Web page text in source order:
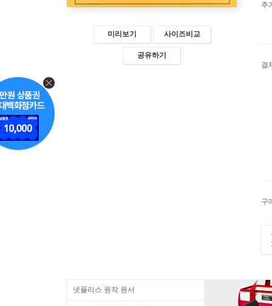
미리보기 사이즈비교
공유하기
추
결
구
넷플리스 원작 원서